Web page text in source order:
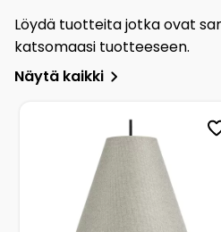
Löydä tuotteita jotka ovat
katsomaasi tuotteeseen.
Näytä kaikki